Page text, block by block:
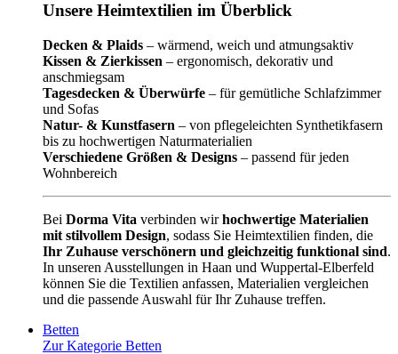
Unsere Heimtextilien im Überblick
Decken & Plaids – wärmend, weich und atmungsaktiv
Kissen & Zierkissen – ergonomisch, dekorativ und
anschmiegsam
Tagesdecken & Überwürfe – für gemütliche Schlafzimmer
und Sofas
Natur- & Kunstfasern – von pflegeleichten Synthetikfasern
bis zu hochwertigen Naturmaterialien
Verschiedene Größen & Designs – passend für jeden
Wohnbereich
Bei Dorma Vita verbinden wirhochwertige Materialien
mit stilvollem Design, sodass Sie Heimtextilien finden, die
Ihr Zuhause verschönern und gleichzeitig funktional sind.
In unseren Ausstellungen in Haan und Wuppertal-Elberfeld
können Sie die Textilien anfassen, Materialien vergleichen
und die passende Auswahl für Ihr Zuhause treffen.
Betten
Zur Kategorie Betten